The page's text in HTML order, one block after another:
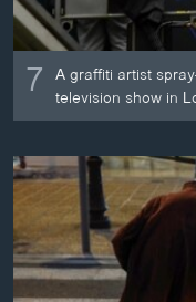
7 A graffiti artist
television show in